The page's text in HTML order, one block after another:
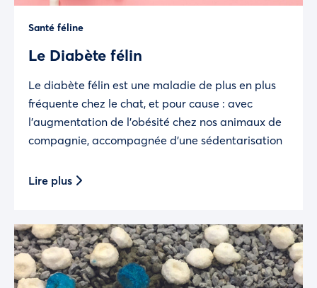
Santé féline
Le Diabète félin
Le diabète félin est une maladie de plus en plus
fréquente chez le chat, et pour cause : avec
l’augmentation de l’obésité chez nos animaux de
compagnie, accompagnée d’une sédentarisation
Lire plus